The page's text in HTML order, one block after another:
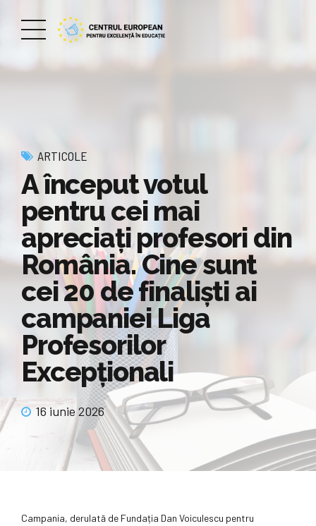
ARTICOLE
A început votul
pentru cei mai
apreciați profesori din
România. Cine sunt
cei 20 de finaliști ai
campaniei Liga
Profesorilor
Excepționali
16 iunie 2026
Campania, derulată de Fundația Dan Voiculescu pentru